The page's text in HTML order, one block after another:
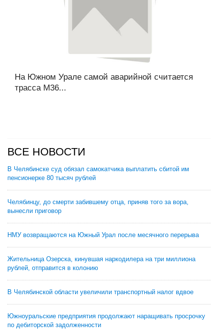
На Южном Урале самой аварийной считается
трасса М36...
ВСЕ НОВОСТИ
В Челябинске суд обязал самокатчика выплатить сбитой им
пенсионерке 80 тысяч рублей
Челябинцу, до смерти забившему отца, приняв того за вора,
вынесли приговор
НМУ возвращаются на Южный Урал после месячного перерыва
Жительница Озерска, кинувшая наркодилера на три миллиона
рублей, отправится в колонию
В Челябинской области увеличили транспортный налог вдвое
Южноуральские предприятия продолжают наращивать просрочку
по дебиторской задолженности